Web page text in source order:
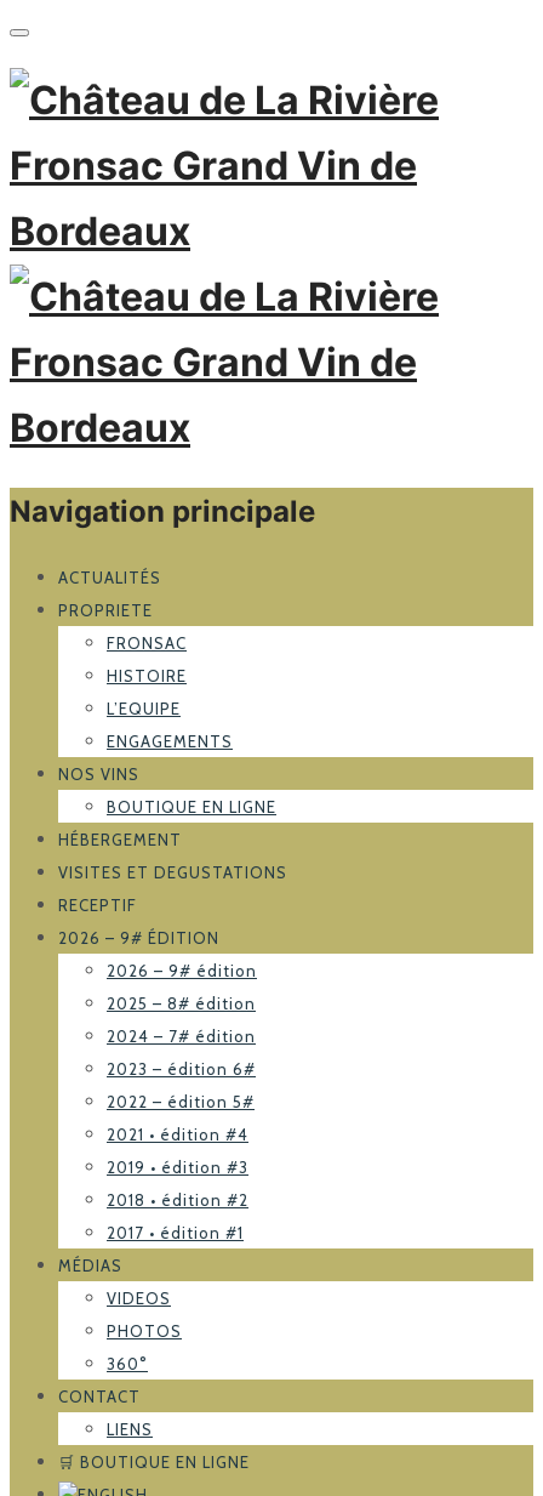
Navigation principale
ACTUALITÉS
PROPRIETE
FRONSAC
HISTOIRE
L’EQUIPE
ENGAGEMENTS
NOS VINS
BOUTIQUE EN LIGNE
HÉBERGEMENT
VISITES ET DEGUSTATIONS
RECEPTIF
2026 – 9# ÉDITION
2026 – 9# édition
2025 – 8# édition
2024 – 7# édition
2023 – édition 6#
2022 – édition 5#
2021 • édition #4
2019 • édition #3
2018 • édition #2
2017 • édition #1
MÉDIAS
VIDEOS
PHOTOS
360°
CONTACT
LIENS
🛒 BOUTIQUE EN LIGNE